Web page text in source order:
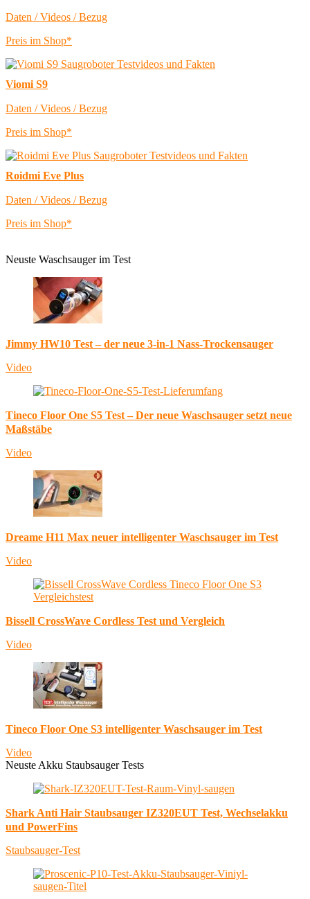
Daten / Videos / Bezug
Preis im Shop*
Viomi S9
Daten / Videos / Bezug
Preis im Shop*
Roidmi Eve Plus
Daten / Videos / Bezug
Preis im Shop*
Neuste Waschsauger im Test
Jimmy HW10 Test – der neue 3-in-1 Nass-Trockensauger
Video
Tineco Floor One S5 Test – Der neue Waschsauger setzt neue
Maßstäbe
Video
Dreame H11 Max neuer intelligenter Waschsauger im Test
Video
Bissell CrossWave Cordless Test und Vergleich
Video
Tineco Floor One S3 intelligenter Waschsauger im Test
Video
Neuste Akku Staubsauger Tests
Shark Anti Hair Staubsauger IZ320EUT Test, Wechselakku
und PowerFins
Staubsauger-Test